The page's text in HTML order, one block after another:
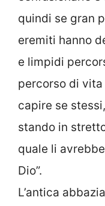
quindi se gran
eremiti hanno
e limpidi
percorso di
capire se
stando in
quale li
Dio”.
L’antica